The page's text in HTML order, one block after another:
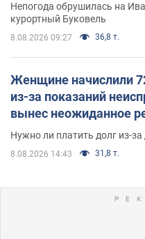
Непогода обрушилась на
курортный Буковель
8.08.2026 09:27 36,8 т.
Женщине начислили
из-за показаний
вынес неожиданное
Нужно ли платить долг из-
8.08.2026 14:43 31,8 т.